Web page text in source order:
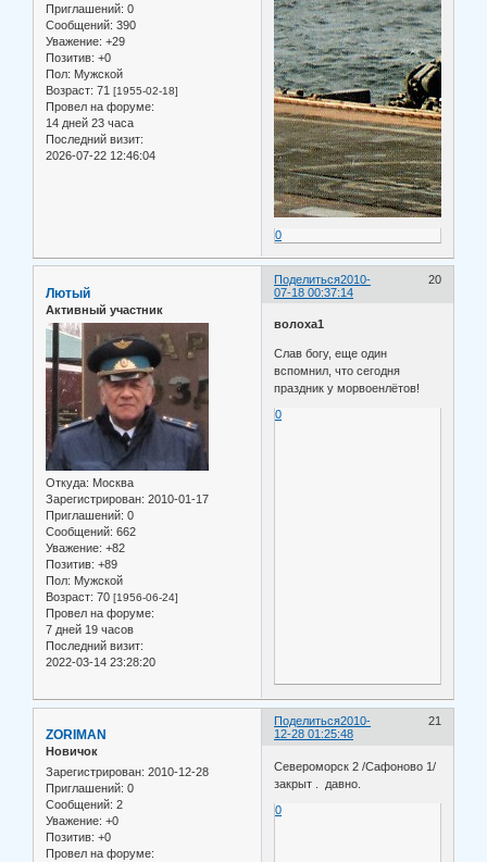
Приглашений: 0
Сообщений: 390
Уважение: +29
Позитив: +0
Пол: Мужской
Возраст: 71 [1955-02-18]
Провел на форуме:
14 дней 23 часа
Последний визит:
2026-07-22 12:46:04
0
Поделиться 20
2010-
07-18 00:37:14
Лютый
Активный участник
Откуда: Москва
Зарегистрирован: 2010-01-17
Приглашений: 0
Сообщений: 662
Уважение: +82
Позитив: +89
Пол: Мужской
Возраст: 70 [1956-06-24]
Провел на форуме:
7 дней 19 часов
Последний визит:
2022-03-14 23:28:20
волоха1
Слав богу, еще один
вспомнил, что сегодня
праздник у морвоенлётов!
0
Поделиться 21
2010-
12-28 01:25:48
ZORIMAN
Новичок
Зарегистрирован: 2010-12-28
Приглашений: 0
Сообщений: 2
Уважение: +0
Позитив: +0
Провел на форуме:
Североморск 2 /Сафоново 1/
закрыт . давно.
0